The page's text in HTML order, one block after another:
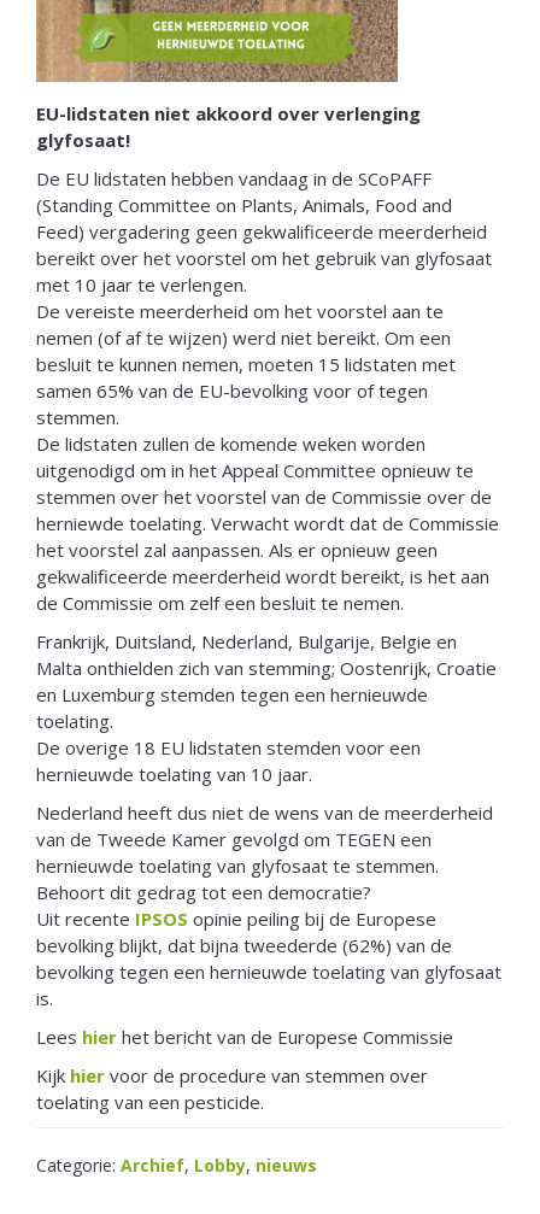
EU-lidstaten niet akkoord over verlenging
glyfosaat!
De EU lidstaten hebben vandaag in de SCoPAFF
(Standing Committee on Plants, Animals, Food and
Feed) vergadering geen gekwalificeerde meerderheid
bereikt over het voorstel om het gebruik van glyfosaat
met 10 jaar te verlengen.
De vereiste meerderheid om het voorstel aan te
nemen (of af te wijzen) werd niet bereikt. Om een
besluit te kunnen nemen, moeten 15 lidstaten met
samen 65% van de EU-bevolking voor of tegen
stemmen.
De lidstaten zullen de komende weken worden
uitgenodigd om in het Appeal Committee opnieuw te
stemmen over het voorstel van de Commissie over de
herniewde toelating. Verwacht wordt dat de Commissie
het voorstel zal aanpassen. Als er opnieuw geen
gekwalificeerde meerderheid wordt bereikt, is het aan
de Commissie om zelf een besluit te nemen.
Frankrijk, Duitsland, Nederland, Bulgarije, Belgie en
Malta onthielden zich van stemming; Oostenrijk, Croatie
en Luxemburg stemden tegen een hernieuwde
toelating.
De overige 18 EU lidstaten stemden voor een
hernieuwde toelating van 10 jaar.
Nederland heeft dus niet de wens van de meerderheid
van de Tweede Kamer gevolgd om TEGEN een
hernieuwde toelating van glyfosaat te stemmen.
Behoort dit gedrag tot een democratie?
Uit recente IPSOS opinie peiling bij de Europese
bevolking blijkt, dat bijna tweederde (62%) van de
bevolking tegen een hernieuwde toelating van glyfosaat
is.
Lees hier het bericht van de Europese Commissie
Kijk hier voor de procedure van stemmen over
toelating van een pesticide.
Categorie: Archief, Lobby, nieuws